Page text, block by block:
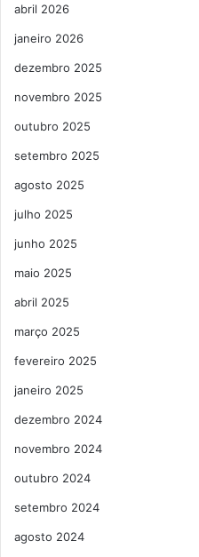
abril 2026
janeiro 2026
dezembro 2025
novembro 2025
outubro 2025
setembro 2025
agosto 2025
julho 2025
junho 2025
maio 2025
abril 2025
março 2025
fevereiro 2025
janeiro 2025
dezembro 2024
novembro 2024
outubro 2024
setembro 2024
agosto 2024